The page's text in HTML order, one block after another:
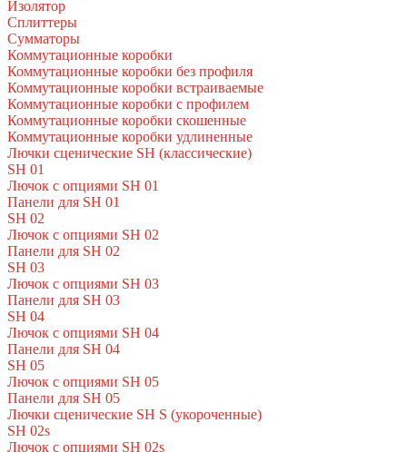
Изолятор
Сплиттеры
Сумматоры
Коммутационные коробки
Коммутационные коробки без профиля
Коммутационные коробки встраиваемые
Коммутационные коробки с профилем
Коммутационные коробки скошенные
Коммутационные коробки удлиненные
Лючки сценические SH (классические)
SH 01
Лючок с опциями SH 01
Панели для SH 01
SH 02
Лючок с опциями SH 02
Панели для SH 02
SH 03
Лючок с опциями SH 03
Панели для SH 03
SH 04
Лючок с опциями SH 04
Панели для SH 04
SH 05
Лючок с опциями SH 05
Панели для SH 05
Лючки сценические SH S (укороченные)
SH 02s
Лючок с опциями SH 02s